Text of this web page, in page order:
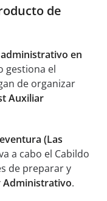
de
en
gestiona el
de organizar
Auxiliar
(Las
a cabo el Cabildo
de preparar y
Administrativo.